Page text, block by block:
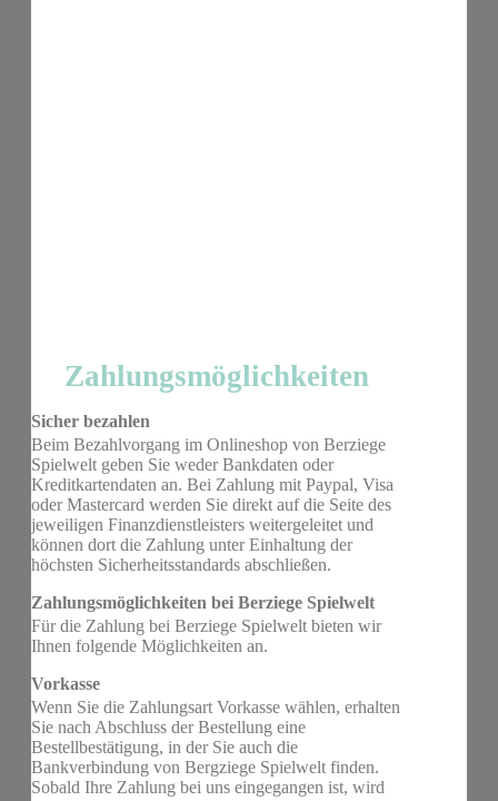
Zahlungsmöglichkeiten
Sicher bezahlen
Beim Bezahlvorgang im Onlineshop von Berziege
Spielwelt geben Sie weder Bankdaten oder
Kreditkartendaten an. Bei Zahlung mit Paypal, Visa
oder Mastercard werden Sie direkt auf die Seite des
jeweiligen Finanzdienstleisters weitergeleitet und
können dort die Zahlung unter Einhaltung der
höchsten Sicherheitsstandards abschließen.
Zahlungsmöglichkeiten bei Berziege Spielwelt
Für die Zahlung bei Berziege Spielwelt bieten wir
Ihnen folgende Möglichkeiten an.
Vorkasse
Wenn Sie die Zahlungsart Vorkasse wählen, erhalten
Sie nach Abschluss der Bestellung eine
Bestellbestätigung, in der Sie auch die
Bankverbindung von Bergziege Spielwelt finden.
Sobald Ihre Zahlung bei uns eingegangen ist, wird